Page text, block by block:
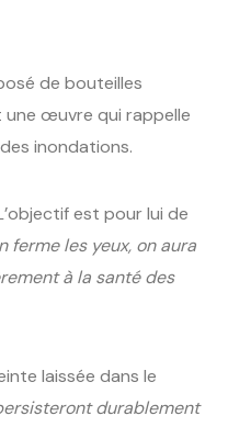
de bouteilles
œuvre qui rappelle
inondations.
est pour lui de
ferme les yeux, on aura
à la santé des
laissée dans le
durablement